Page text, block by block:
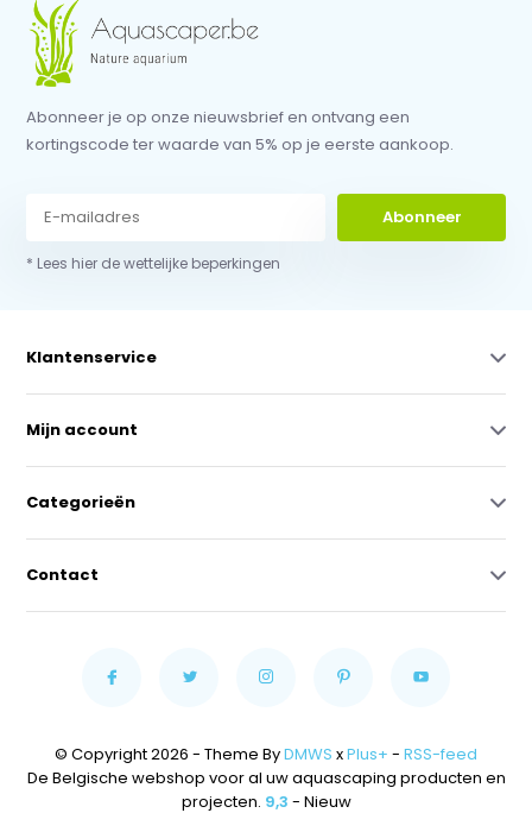
Abonneer je op onze nieuwsbrief en ontvang een
kortingscode ter waarde van 5% op je eerste aankoop.
Abonneer
* Lees hier de wettelijke beperkingen
Klantenservice
Mijn account
Categorieën
Contact
© Copyright 2026 - Theme ByDMWS xPlus+ - RSS-feed
De Belgische webshop voor al uw aquascaping producten en
projecten. 9,3 - Nieuw